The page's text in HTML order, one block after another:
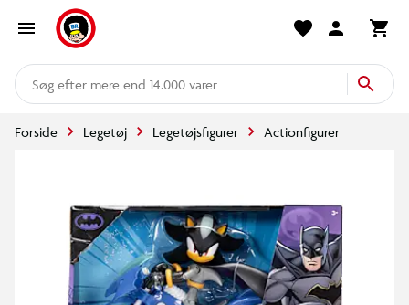
mere end 14.000 varer
Forside Legetøj Legetøjsfigurer Actionfigurer